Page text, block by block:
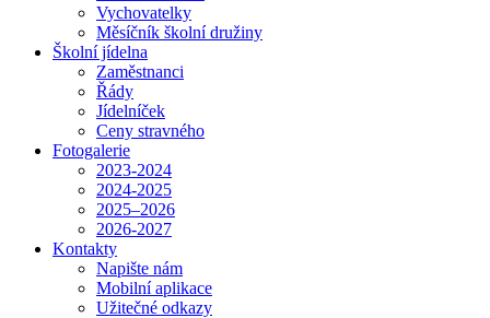
Vychovatelky
Měsíčník školní družiny
Školní jídelna
Zaměstnanci
Řády
Jídelníček
Ceny stravného
Fotogalerie
2023-2024
2024-2025
2025–2026
2026-2027
Kontakty
Napište nám
Mobilní aplikace
Užitečné odkazy